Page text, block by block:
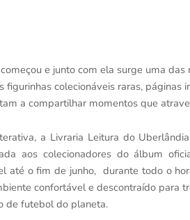
e junto com ela surge uma das
colecionáveis raras, páginas
a compartilhar momentos que
a Livraria Leitura do
aos colecionadores do álbum
até o fim de junho, durante todo o
confortável e descontraído para
de futebol do planeta.